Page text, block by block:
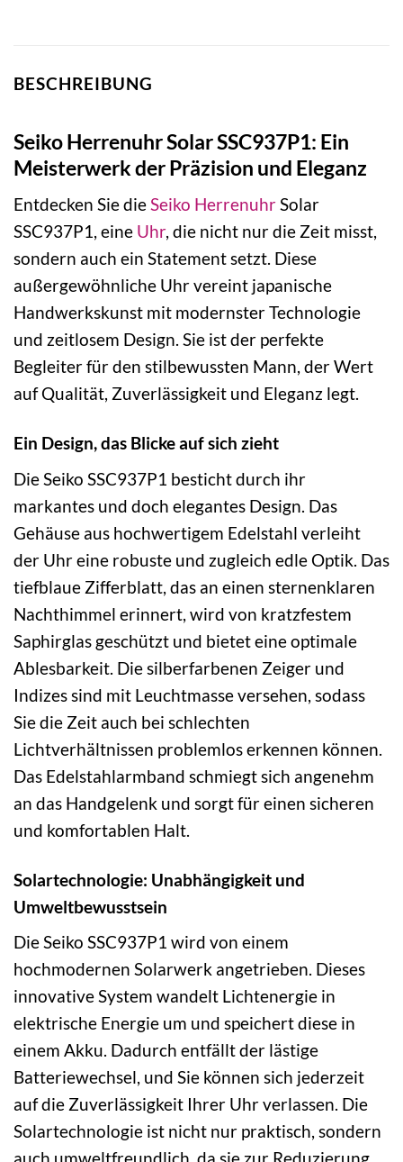
BESCHREIBUNG
Seiko Herrenuhr Solar SSC937P1: Ein
Meisterwerk der Präzision und Eleganz
Entdecken Sie dieSeiko HerrenuhrSolar
SSC937P1, eine Uhr, die nicht nur die Zeit misst,
sondern auch ein Statement setzt. Diese
außergewöhnliche Uhr vereint japanische
Handwerkskunst mit modernster Technologie
und zeitlosem Design. Sie ist der perfekte
Begleiter für den stilbewussten Mann, der Wert
auf Qualität, Zuverlässigkeit und Eleganz legt.
Ein Design, das Blicke auf sich zieht
Die Seiko SSC937P1 besticht durch ihr
markantes und doch elegantes Design. Das
Gehäuse aus hochwertigem Edelstahl verleiht
der Uhr eine robuste und zugleich edle Optik. Das
tiefblaue Zifferblatt, das an einen sternenklaren
Nachthimmel erinnert, wird von kratzfestem
Saphirglas geschützt und bietet eine optimale
Ablesbarkeit. Die silberfarbenen Zeiger und
Indizes sind mit Leuchtmasse versehen, sodass
Sie die Zeit auch bei schlechten
Lichtverhältnissen problemlos erkennen können.
Das Edelstahlarmband schmiegt sich angenehm
an das Handgelenk und sorgt für einen sicheren
und komfortablen Halt.
Solartechnologie: Unabhängigkeit und
Umweltbewusstsein
Die Seiko SSC937P1 wird von einem
hochmodernen Solarwerk angetrieben. Dieses
innovative System wandelt Lichtenergie in
elektrische Energie um und speichert diese in
einem Akku. Dadurch entfällt der lästige
Batteriewechsel, und Sie können sich jederzeit
auf die Zuverlässigkeit Ihrer Uhr verlassen. Die
Solartechnologie ist nicht nur praktisch, sondern